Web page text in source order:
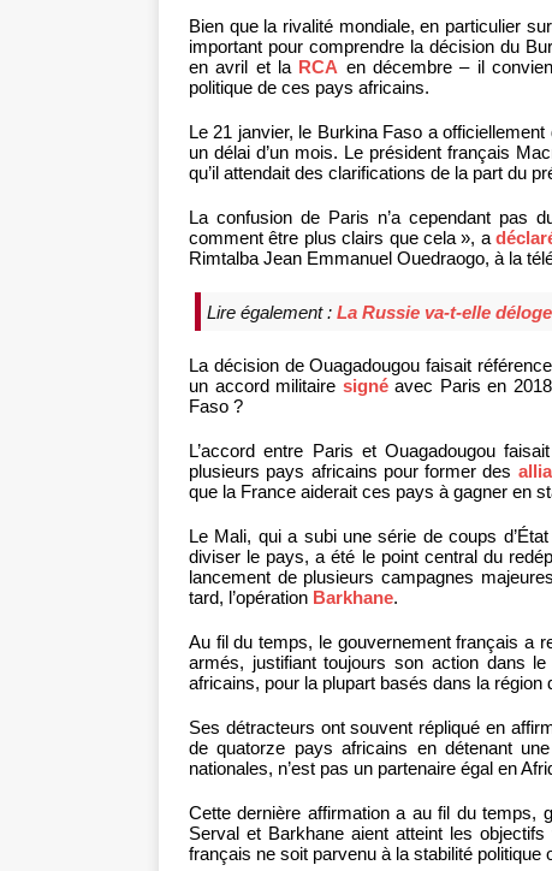
Bien que la rivalité mondiale, en particulier
important pour comprendre la décision du
en avril et la RCA en décembre – il
politique de ces pays africains.
Le 21 janvier, le Burkina Faso a
un délai d’un mois. Le président français
qu’il attendait des clarifications de la part du
La confusion de Paris n’a cependant pas
comment être plus clairs que cela », a
Rimtalba Jean Emmanuel Ouedraogo, à la
Lire également : La Russie va-t-elle
La décision de Ouagadougou faisait
un accord militaire signéavec Paris en
Faso ?
L’accord entre Paris et Ouagadougou
plusieurs pays africains pour former des
que la France aiderait ces pays à gagner en
Le Mali, qui a subi une série de coups
diviser le pays, a été le point central du
lancement de plusieurs campagnes
tard, l’opération Barkhane.
Au fil du temps, le gouvernement français a
armés, justifiant toujours son action dans
africains, pour la plupart basés dans la région
Ses détracteurs ont souvent répliqué en
de quatorze pays africains en détenant
nationales, n’est pas un partenaire égal en
Cette dernière affirmation a au fil du temps,
Serval et Barkhane aient atteint les
français ne soit parvenu à la stabilité politique